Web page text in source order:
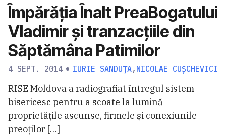
Împărăția Înalt PreaBogatului
Vladimir și tranzacțiile din
Săptămâna Patimilor
4 SEPT. 2014 IURIE SANDUȚA, NICOLAE CUȘCHEVICI
RISE Moldova a radiografiat întregul sistem
bisericesc pentru a scoate la lumină
proprietățile ascunse, firmele și conexiunile
preoților […]